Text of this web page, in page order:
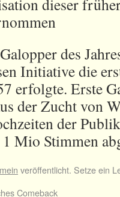
dieser
des
Initiative die
erfolgte. Erste
der Zucht von
der
Mio Stimmen
veröffentlicht. Setze ein
Comeback